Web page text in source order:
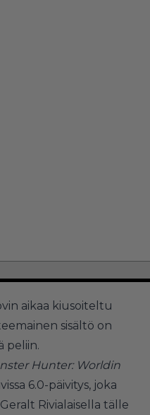
aikaa kiusoiteltu
sisältö on
peliin.
Hunter: Worldin
6.0-päivitys, joka
Rivialaisella tälle